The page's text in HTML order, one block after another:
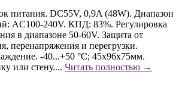
питания. DC55V, 0,9A (48W). Диапазон
AC100-240V. КПД: 83%. Регулировка
в диапазоне 50-60V. Защита от
перенапряжения и перегрузки.
-40...+50 °C; 45x96x75мм.
или стену.... Читать полностью →